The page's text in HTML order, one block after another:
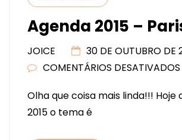
Agenda 2015 –
JOICE
30 DE OUTUBRO DE
COMENTÁRIOS DESATIVADOS
Olha que coisa mais linda!!! Hoje
2015 o tema é